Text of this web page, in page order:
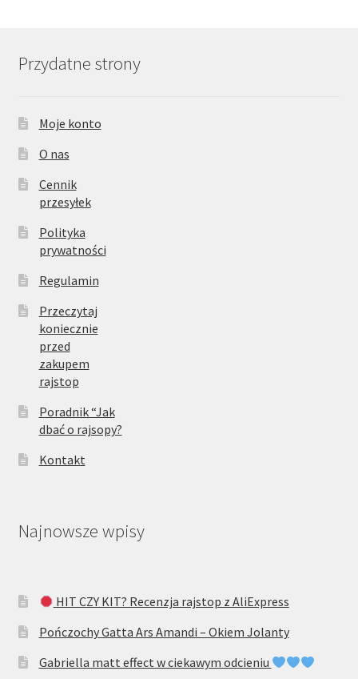
Przydatne strony
Moje konto
O nas
Cennik
przesyłek
Polityka
prywatności
Regulamin
Przeczytaj
koniecznie
przed
zakupem
rajstop
Poradnik “Jak
dbać o rajsopy?
Kontakt
Najnowsze wpisy
HIT CZY KIT? Recenzja rajstop z AliExpress
Pończochy Gatta Ars Amandi – Okiem Jolanty
Gabriella matt effect w ciekawym odcieniu